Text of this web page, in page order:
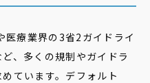
医療業界の3省2ガイドライ
、多くの規制やガイドラ
ています。デフォルト